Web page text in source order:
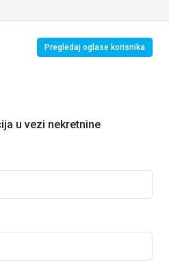
Pregledaj oglase korisnika
u vezi nekretnine